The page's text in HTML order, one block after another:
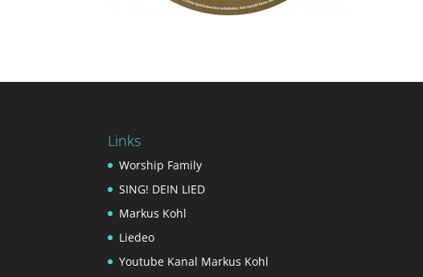
Links
Worship Family
SING! DEIN LIED
Markus Kohl
Liedeo
Youtube Kanal Markus Kohl